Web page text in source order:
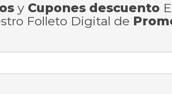
y Cupones descuento
Folleto Digital de